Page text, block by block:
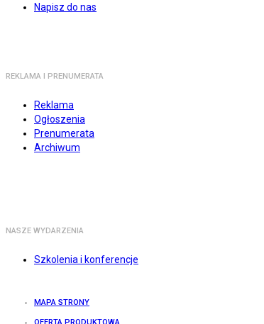
Napisz do nas
REKLAMA I PRENUMERATA
Reklama
Ogłoszenia
Prenumerata
Archiwum
NASZE WYDARZENIA
Szkolenia i konferencje
MAPA STRONY